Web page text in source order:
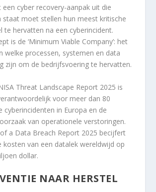
een cyber recovery-aanpak uit die
staat moet stellen hun meest kritische
te hervatten na een cyberincident.
is de ‘Minimum Viable Company’: het
welke processen, systemen en data
zijn om de bedrijfsvoering te hervatten.
Threat Landscape Report 2025 is
voor meer dan 80
cyberincidenten in Europa en de
van operationele verstoringen.
a Data Breach Report 2025 becijfert
kosten van een datalek wereldwijd op
dollar.
NAAR HERSTEL